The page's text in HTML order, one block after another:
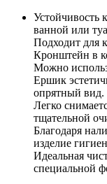
Устойчивость
ванной или
Подходит для
Кронштейн в
Можно
Ершик
опрятный вид.
Легко
тщательной
Благодаря
изделие
Идеальная
специальной